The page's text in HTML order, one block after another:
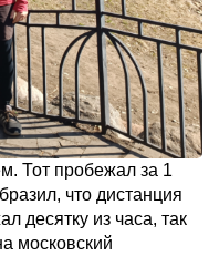
Тот пробежал за 1
что дистанция
десятку из часа, так
московский